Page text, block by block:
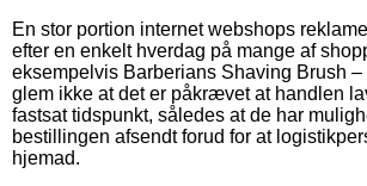
En stor portion internet webshops
efter en enkelt hverdag på mange af
eksempelvis Barberians Shaving Brush –
glem ikke at det er påkrævet at handlen
fastsat tidspunkt, således at de har
bestillingen afsendt forud for at
hjemad.